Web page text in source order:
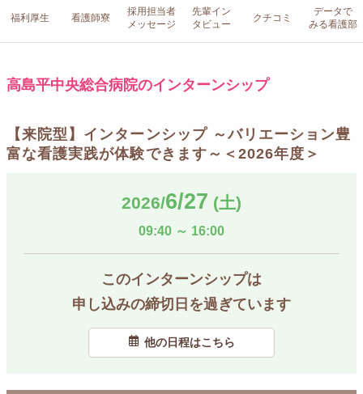
福利厚生 看護師寮
採用担当者
メッセージ
先輩イン
タビュー
クチコミ
データで
みる看護部
高島平中央総合病院のインターンシップ
【来院型】インターンシップ ～バリエーション豊
富な看護実践が体験できます～＜2026年度＞
2026/6/27 (土)
09:40 ～ 16:00
このインターンシップは
申し込みの締切日を過ぎています
他の日程はこちら